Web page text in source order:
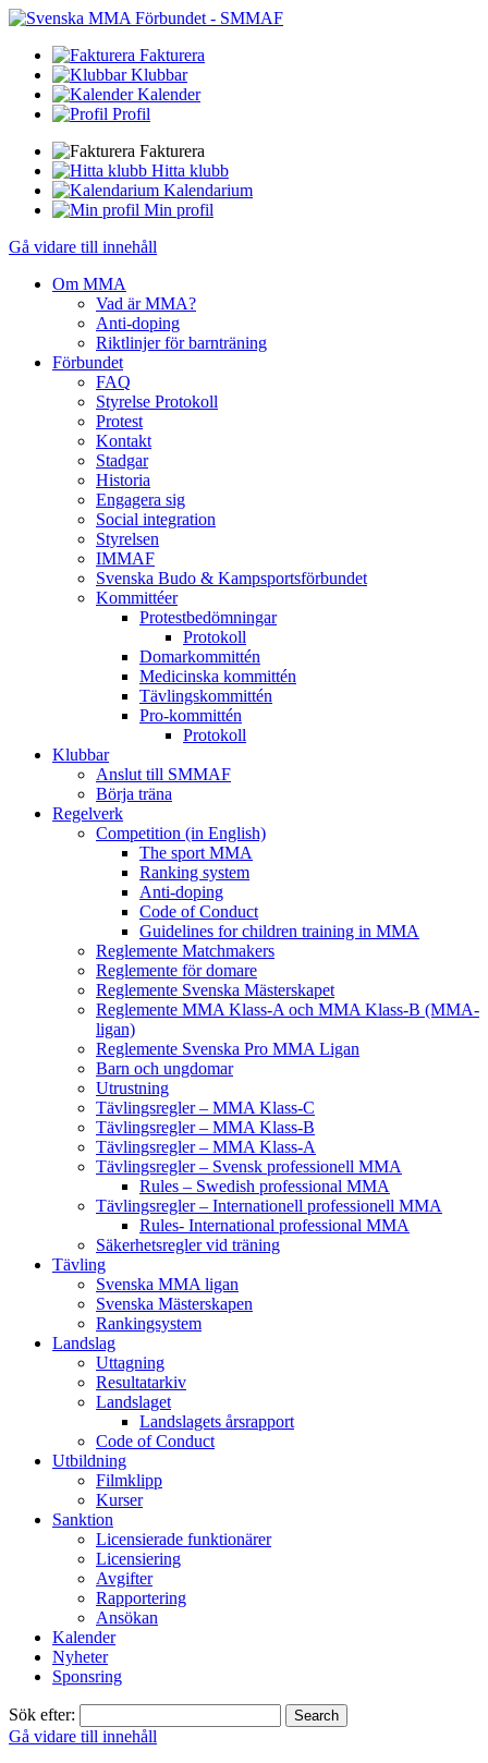
Fakturera
Klubbar
Kalender
Profil
Fakturera
Hitta klubb
Kalendarium
Min profil
Gå vidare till innehåll
Om MMA
Vad är MMA?
Anti-doping
Riktlinjer för barnträning
Förbundet
FAQ
Styrelse Protokoll
Protest
Kontakt
Stadgar
Historia
Engagera sig
Social integration
Styrelsen
IMMAF
Svenska Budo & Kampsportsförbundet
Kommittéer
Protestbedömningar
Protokoll
Domarkommittén
Medicinska kommittén
Tävlingskommittén
Pro-kommittén
Protokoll
Klubbar
Anslut till SMMAF
Börja träna
Regelverk
Competition (in English)
The sport MMA
Ranking system
Anti-doping
Code of Conduct
Guidelines for children training in MMA
Reglemente Matchmakers
Reglemente för domare
Reglemente Svenska Mästerskapet
Reglemente MMA Klass-A och MMA Klass-B (MMA-
ligan)
Reglemente Svenska Pro MMA Ligan
Barn och ungdomar
Utrustning
Tävlingsregler – MMA Klass-C
Tävlingsregler – MMA Klass-B
Tävlingsregler – MMA Klass-A
Tävlingsregler – Svensk professionell MMA
Rules – Swedish professional MMA
Tävlingsregler – Internationell professionell MMA
Rules- International professional MMA
Säkerhetsregler vid träning
Tävling
Svenska MMA ligan
Svenska Mästerskapen
Rankingsystem
Landslag
Uttagning
Resultatarkiv
Landslaget
Landslagets årsrapport
Code of Conduct
Utbildning
Filmklipp
Kurser
Sanktion
Licensierade funktionärer
Licensiering
Avgifter
Rapportering
Ansökan
Kalender
Nyheter
Sponsring
Sök efter:
Gå vidare till innehåll